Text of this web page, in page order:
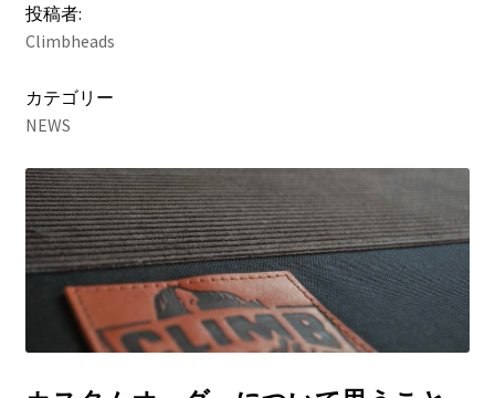
投稿者:
Climbheads
カテゴリー
NEWS